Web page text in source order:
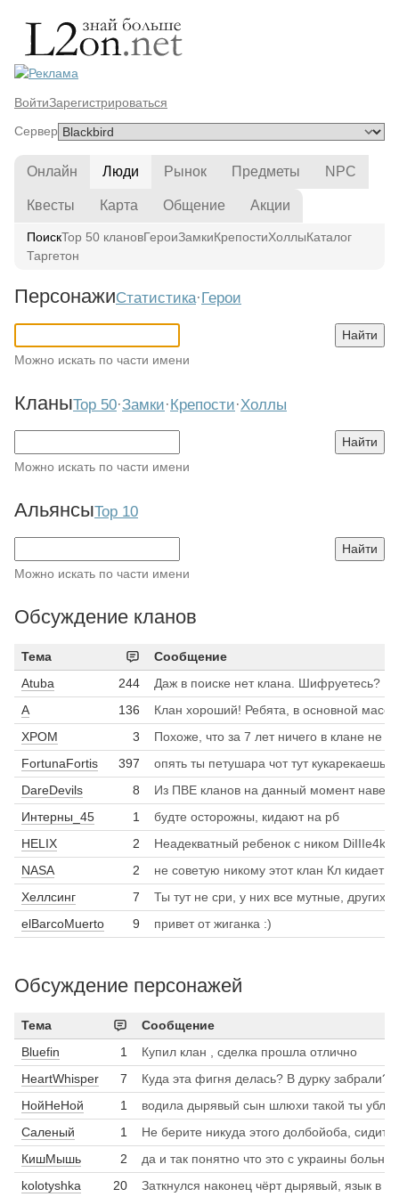
ВойтиЗарегистрироваться
Сервер
Онлайн Люди Рынок Предметы NPC
Квесты Карта Общение Акции
ПоискTop 50 клановГероиЗамкиКрепостиХоллыКаталог
Таргетон
ПерсонажиСтатистика·Герои
Найти
Можно искать по части имени
КланыTop 50·Замки·Крепости·Холлы
Найти
Можно искать по части имени
АльянсыTop 10
Найти
Можно искать по части имени
Обсуждение кланов
Тема
Сообщение
Atuba
244
Даж в поиске нет клана. Шифруетесь?
A
136
ХРОМ
3
FortunaFortis
397
DareDevils
8
Интерны_45
1
будте осторожны, кидают на рб
HELIX
2
NASA
2
Хеллсинг
7
elBarcoMuerto
9 привет от жиганка :)
Обсуждение персонажей
Тема
Сообщение
Bluefin
1
Купил клан , сделка прошла отлично
HeartWhisper
7
НойНеНой
1
Саленый
1
КишМышь
2
kolotyshka
20